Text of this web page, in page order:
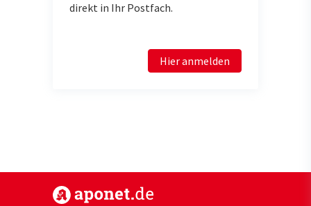
direkt in Ihr Postfach.
Hier anmelden